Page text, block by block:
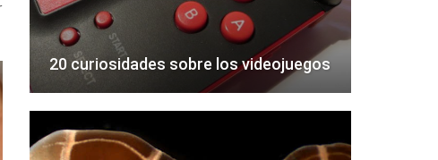
20 curiosidades sobre los videojuegos